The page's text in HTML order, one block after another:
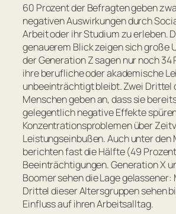
60 Prozent der Befragten geben
negativen Auswirkungen durch
Arbeit oder ihr Studium zu erleben.
genauerem Blick zeigen sich große
der Generation Z sagen nur noch 34
ihre berufliche oder akademische
unbeeinträchtigt bleibt. Zwei Drittel
Menschen geben an, dass sie
gelegentlich negative Effekte
Konzentrationsproblemen über
Leistungseinbußen. Auch unter den
berichten fast die Hälfte (49
Beeinträchtigungen. Generation X
Boomer sehen die Lage gelassener:
Drittel dieser Altersgruppen sehen
Einfluss auf ihren Arbeitsalltag.